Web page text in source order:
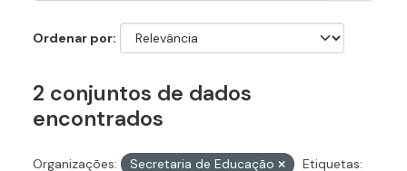
Ordenar por
2 conjuntos de dados
encontrados
Organizações: Secretaria de Educação
Etiquetas: